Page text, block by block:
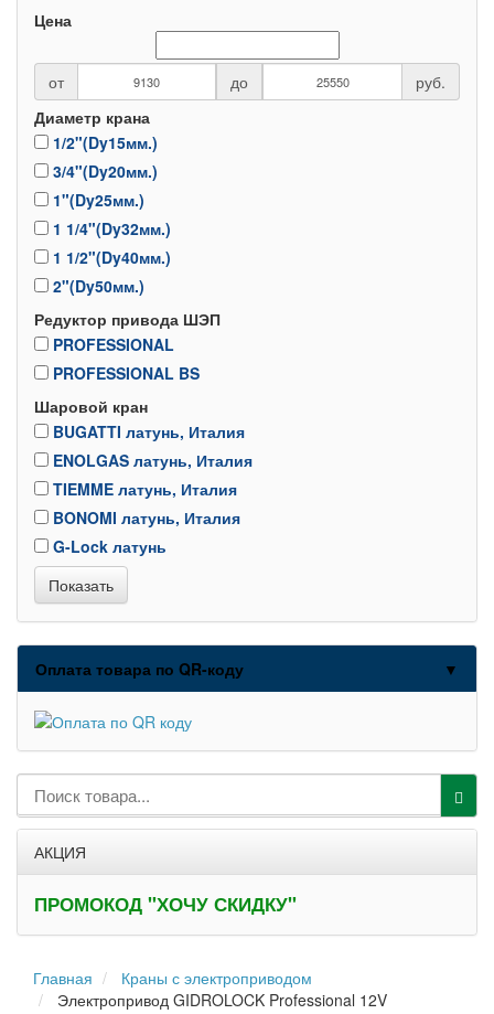
Цена
от до
руб.
Диаметр крана
1/2"(Dy15мм.)
3/4"(Dy20мм.)
1"(Dy25мм.)
1 1/4"(Dy32мм.)
1 1/2"(Dy40мм.)
2"(Dy50мм.)
Редуктор привода ШЭП
PROFESSIONAL
PROFESSIONAL BS
Шаровой кран
BUGATTI латунь, Италия
ENOLGAS латунь, Италия
TIEMME латунь, Италия
BONOMI латунь, Италия
G-Lock латунь
Оплата товара по QR-коду ▼
АКЦИЯ
ПРОМОКОД "ХОЧУ СКИДКУ"
Главная
Краны с электроприводом
Электропривод GIDROLOCK Professional 12V